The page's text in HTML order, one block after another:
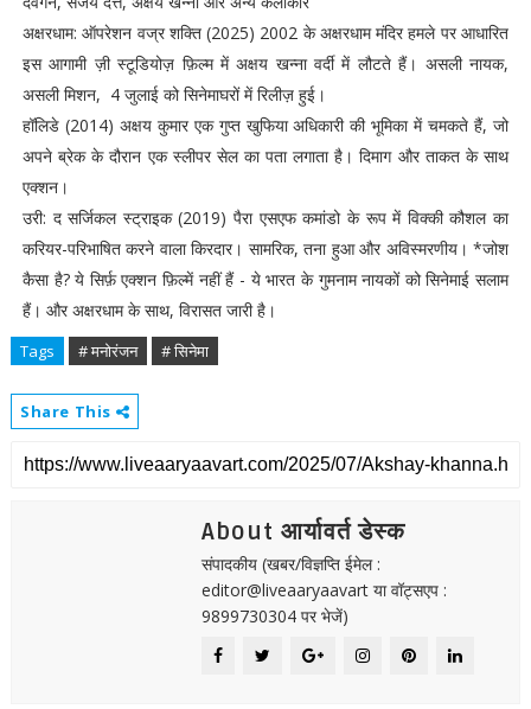
अक्षरधाम: ऑपरेशन वज्र शक्ति (2025) 2002 के अक्षरधाम मंदिर हमले पर आधारित
इस आगामी ज़ी स्टूडियोज़ फ़िल्म में अक्षय खन्ना वर्दी में लौटते हैं। असली नायक,
असली मिशन, 4 जुलाई को सिनेमाघरों में रिलीज़ हुई।
हॉलिडे (2014) अक्षय कुमार एक गुप्त खुफिया अधिकारी की भूमिका में चमकते हैं, जो
अपने ब्रेक के दौरान एक स्लीपर सेल का पता लगाता है। दिमाग और ताकत के साथ
एक्शन।
उरी: द सर्जिकल स्ट्राइक (2019) पैरा एसएफ कमांडो के रूप में विक्की कौशल का
करियर-परिभाषित करने वाला किरदार। सामरिक, तना हुआ और अविस्मरणीय। *जोश
कैसा है? ये सिर्फ़ एक्शन फ़िल्में नहीं हैं - ये भारत के गुमनाम नायकों को सिनेमाई सलाम
हैं। और अक्षरधाम के साथ, विरासत जारी है।
Tags # मनोरंजन # सिनेमा
Share This
About आर्यावर्त डेस्क
संपादकीय (खबर/विज्ञप्ति ईमेल :
editor@liveaaryaavart या वॉट्सएप :
9899730304 पर भेजें)